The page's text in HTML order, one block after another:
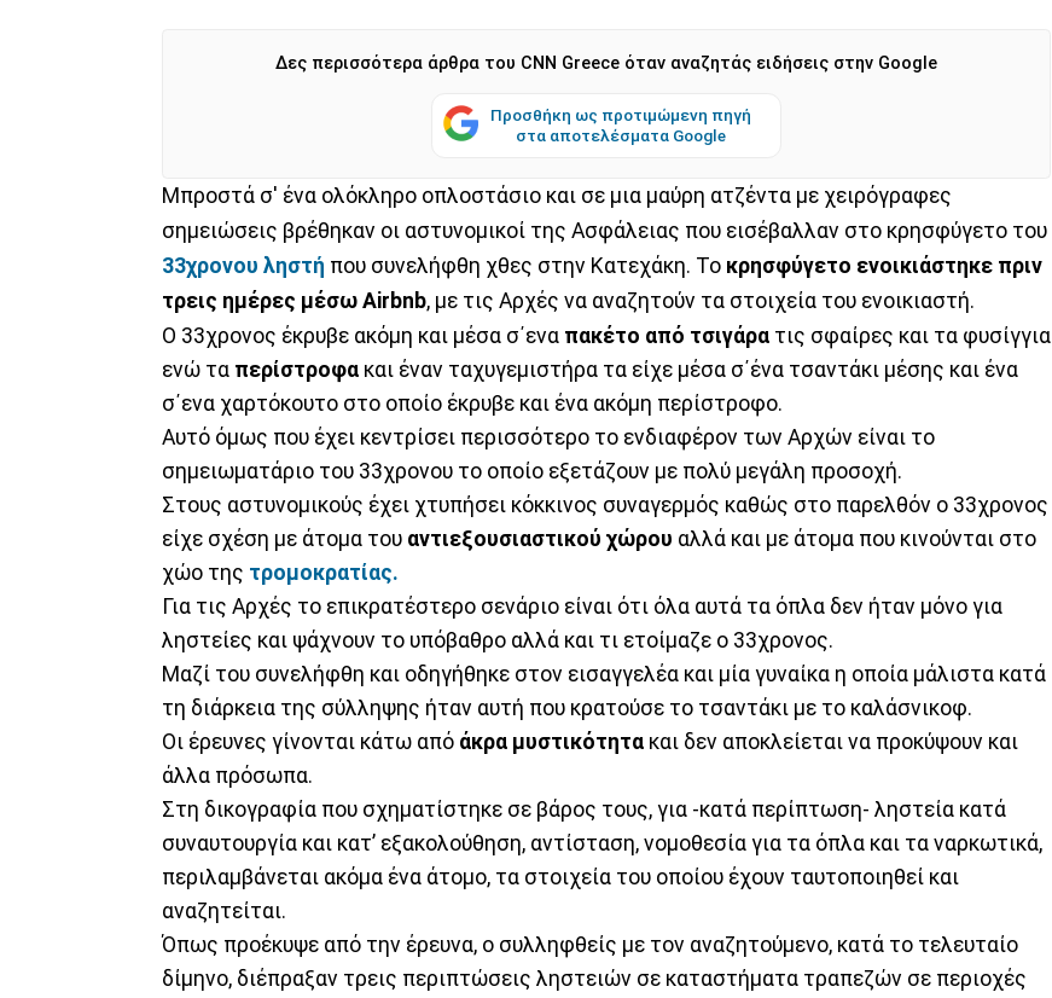
Δες περισσότερα άρθρα του CNN Greece όταν αναζητάς ειδήσεις στην Google
Προσθήκη ως προτιμώμενη πηγή
στα αποτελέσματα Google
Mπροστά σ' ένα ολόκληρο οπλοστάσιο και σε μια μαύρη ατζέντα με χειρόγραφες
σημειώσεις βρέθηκαν οι αστυνομικοί της Ασφάλειας που εισέβαλλαν στο κρησφύγετο του
33χρονου ληστή που συνελήφθη χθες στην Κατεχάκη. Το κρησφύγετο ενοικιάστηκε πριν
τρεις ημέρες μέσω Airbnb, με τις Αρχές να αναζητούν τα στοιχεία του ενοικιαστή.
Ο 33χρονος έκρυβε ακόμη και μέσα σ΄ενα πακέτο από τσιγάρα τις σφαίρες και τα φυσίγγια
ενώ τα περίστροφα και έναν ταχυγεμιστήρα τα είχε μέσα σ΄ένα τσαντάκι μέσης και ένα
σ΄ενα χαρτόκουτο στο οποίο έκρυβε και ένα ακόμη περίστροφο.
Αυτό όμως που έχει κεντρίσει περισσότερο το ενδιαφέρον των Αρχών είναι το
σημειωματάριο του 33χρονου το οποίο εξετάζουν με πολύ μεγάλη προσοχή.
Στους αστυνομικούς έχει χτυπήσει κόκκινος συναγερμός καθώς στο παρελθόν ο 33χρονος
είχε σχέση με άτομα του αντιεξουσιαστικού χώρου αλλά και με άτομα που κινούνται στο
χώο της τρομοκρατίας.
Για τις Αρχές το επικρατέστερο σενάριο είναι ότι όλα αυτά τα όπλα δεν ήταν μόνο για
ληστείες και ψάχνουν το υπόβαθρο αλλά και τι ετοίμαζε ο 33χρονος.
Μαζί του συνελήφθη και οδηγήθηκε στον εισαγγελέα και μία γυναίκα η οποία μάλιστα κατά
τη διάρκεια της σύλληψης ήταν αυτή που κρατούσε το τσαντάκι με το καλάσνικοφ.
Οι έρευνες γίνονται κάτω από άκρα μυστικότητα και δεν αποκλείεται να προκύψουν και
άλλα πρόσωπα.
Στη δικογραφία που σχηματίστηκε σε βάρος τους, για -κατά περίπτωση- ληστεία κατά
συναυτουργία και κατ’ εξακολούθηση, αντίσταση, νομοθεσία για τα όπλα και τα ναρκωτικά,
περιλαμβάνεται ακόμα ένα άτομο, τα στοιχεία του οποίου έχουν ταυτοποιηθεί και
αναζητείται.
Όπως προέκυψε από την έρευνα, ο συλληφθείς με τον αναζητούμενο, κατά το τελευταίο
δίμηνο, διέπραξαν τρεις περιπτώσεις ληστειών σε καταστήματα τραπεζών σε περιοχές